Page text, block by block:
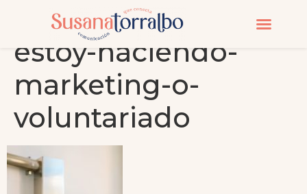
estoy-haciendo-
marketing-o-
voluntariado